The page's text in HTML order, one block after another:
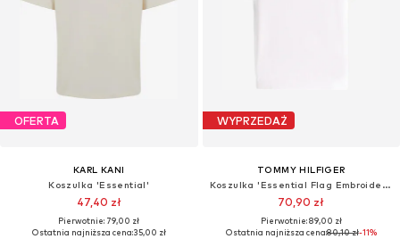
OFERTA
KARL KANI
Koszulka 'Essential'
47,40 zł
Pierwotnie: 79,00 zł
Ostatnia najniższa cena:35,00 zł
WYPRZEDAŻ
TOMMY HILFIGER
Koszulka 'Essential Flag Embroidery'
70,90 zł
Pierwotnie: 89,00 zł
Ostatnia najniższa cena:80,10 zł-11%